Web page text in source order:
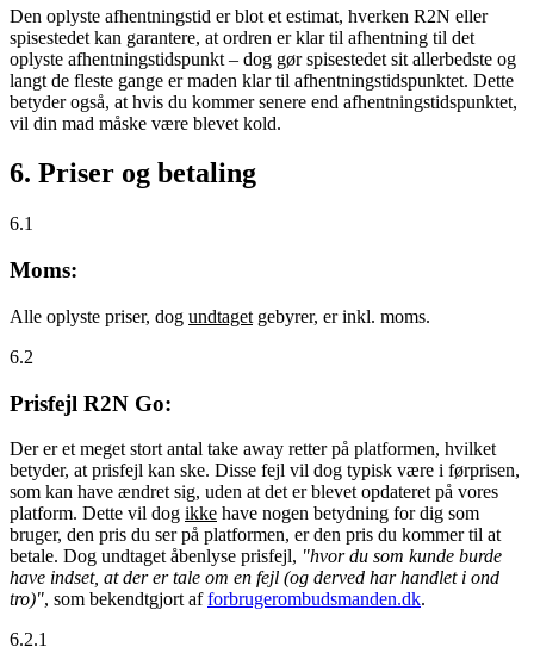
Den oplyste afhentningstid er blot et estimat, hverken R2N eller
spisestedet kan garantere, at ordren er klar til afhentning til det
oplyste afhentningstidspunkt – dog gør spisestedet sit allerbedste og
langt de fleste gange er maden klar til afhentningstidspunktet. Dette
betyder også, at hvis du kommer senere end afhentningstidspunktet,
vil din mad måske være blevet kold.
6. Priser og betaling
6.1
Moms:
Alle oplyste priser, dog undtaget gebyrer, er inkl. moms.
6.2
Prisfejl R2N Go:
Der er et meget stort antal take away retter på platformen, hvilket
betyder, at prisfejl kan ske. Disse fejl vil dog typisk være i førprisen,
som kan have ændret sig, uden at det er blevet opdateret på vores
platform. Dette vil dog ikke have nogen betydning for dig som
bruger, den pris du ser på platformen, er den pris du kommer til at
betale. Dog undtaget åbenlyse prisfejl, "hvor du som kunde burde
have indset, at der er tale om en fejl (og derved har handlet i ond
tro)", som bekendtgjort afforbrugerombudsmanden.dk.
6.2.1